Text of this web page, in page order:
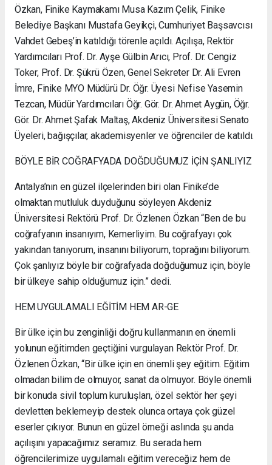
Özkan, Finike Kaymakamı Musa Kazım Çelik, Finike
Belediye Başkanı Mustafa Geyikçi, Cumhuriyet Başsavcısı
Vahdet Gebeş’in katıldığı törenle açıldı. Açılışa, Rektör
Yardımcıları Prof. Dr. Ayşe Gülbin Arıcı, Prof. Dr. Cengiz
Toker, Prof. Dr. Şükrü Özen, Genel Sekreter Dr. Ali Evren
İmre, Finike MYO Müdürü Dr. Öğr. Üyesi Nefise Yasemin
Tezcan, Müdür Yardımcıları Öğr. Gör. Dr. Ahmet Aygün, Öğr.
Gör. Dr. Ahmet Şafak Maltaş, Akdeniz Üniversitesi Senato
Üyeleri, bağışçılar, akademisyenler ve öğrenciler de katıldı.
BÖYLE BİR COĞRAFYADA DOĞDUĞUMUZ İÇİN ŞANLIYIZ
Antalya’nın en güzel ilçelerinden biri olan Finike’de
olmaktan mutluluk duyduğunu söyleyen Akdeniz
Üniversitesi Rektörü Prof. Dr. Özlenen Özkan “Ben de bu
coğrafyanın insanıyım, Kemerliyim. Bu coğrafyayı çok
yakından tanıyorum, insanını biliyorum, toprağını biliyorum.
Çok şanlıyız böyle bir coğrafyada doğduğumuz için, böyle
bir ülkeye sahip olduğumuz için.” dedi.
HEM UYGULAMALI EĞİTİM HEM AR-GE
Bir ülke için bu zenginliği doğru kullanmanın en önemli
yolunun eğitimden geçtiğini vurgulayan Rektör Prof. Dr.
Özlenen Özkan, “Bir ülke için en önemli şey eğitim. Eğitim
olmadan bilim de olmuyor, sanat da olmuyor. Böyle önemli
bir konuda sivil toplum kuruluşları, özel sektör her şeyi
devletten beklemeyip destek olunca ortaya çok güzel
eserler çıkıyor. Bunun en güzel örneği aslında şu anda
açılışını yapacağımız seramız. Bu serada hem
öğrencilerimize uygulamalı eğitim vereceğiz hem de